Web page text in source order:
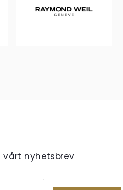
vårt nyhetsbrev